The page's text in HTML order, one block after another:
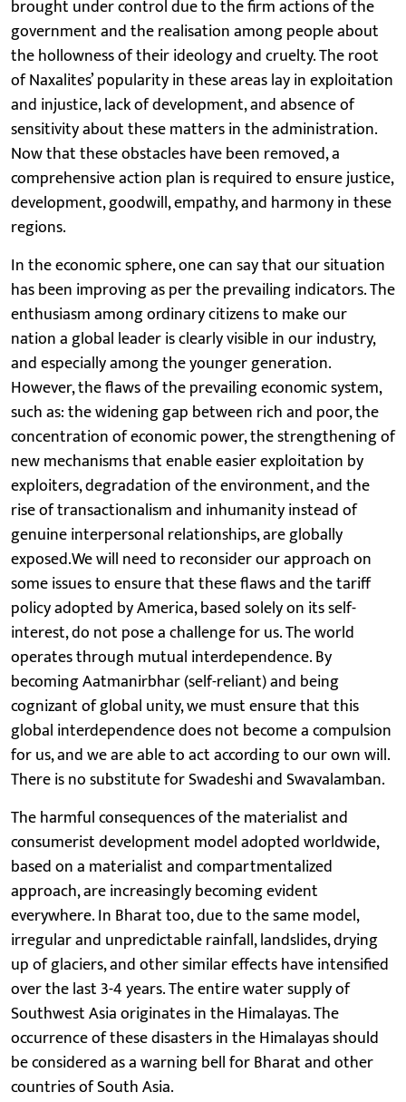
brought under control due to the firm actions of the
government and the realisation among people about
the hollowness of their ideology and cruelty. The root
of Naxalites’ popularity in these areas lay in exploitation
and injustice, lack of development, and absence of
sensitivity about these matters in the administration.
Now that these obstacles have been removed, a
comprehensive action plan is required to ensure justice,
development, goodwill, empathy, and harmony in these
regions.
In the economic sphere, one can say that our situation
has been improving as per the prevailing indicators. The
enthusiasm among ordinary citizens to make our
nation a global leader is clearly visible in our industry,
and especially among the younger generation.
However, the flaws of the prevailing economic system,
such as: the widening gap between rich and poor, the
concentration of economic power, the strengthening of
new mechanisms that enable easier exploitation by
exploiters, degradation of the environment, and the
rise of transactionalism and inhumanity instead of
genuine interpersonal relationships, are globally
exposed.We will need to reconsider our approach on
some issues to ensure that these flaws and the tariff
policy adopted by America, based solely on its self-
interest, do not pose a challenge for us. The world
operates through mutual interdependence. By
becoming Aatmanirbhar (self-reliant) and being
cognizant of global unity, we must ensure that this
global interdependence does not become a compulsion
for us, and we are able to act according to our own will.
There is no substitute for Swadeshi and Swavalamban.
The harmful consequences of the materialist and
consumerist development model adopted worldwide,
based on a materialist and compartmentalized
approach, are increasingly becoming evident
everywhere. In Bharat too, due to the same model,
irregular and unpredictable rainfall, landslides, drying
up of glaciers, and other similar effects have intensified
over the last 3-4 years. The entire water supply of
Southwest Asia originates in the Himalayas. The
occurrence of these disasters in the Himalayas should
be considered as a warning bell for Bharat and other
countries of South Asia.